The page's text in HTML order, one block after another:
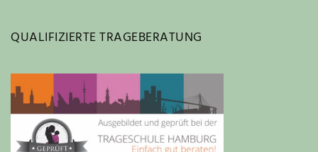
QUALIFIZIERTE TRAGEBERATUNG